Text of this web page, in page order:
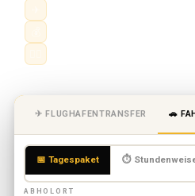
✈ FLUGHAFENTRANSFER 🚗
📅 Tagespaket ⏱
ABHOLORT